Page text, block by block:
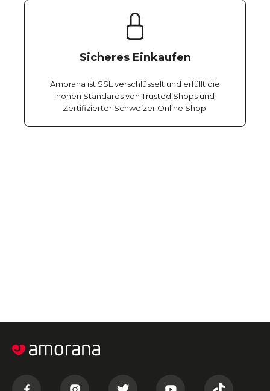
Sicheres Einkaufen
Amorana ist SSL verschlüsselt und erfüllt die
hohen Standards von Trusted Shops und
Zertifizierter Schweizer Online Shop.